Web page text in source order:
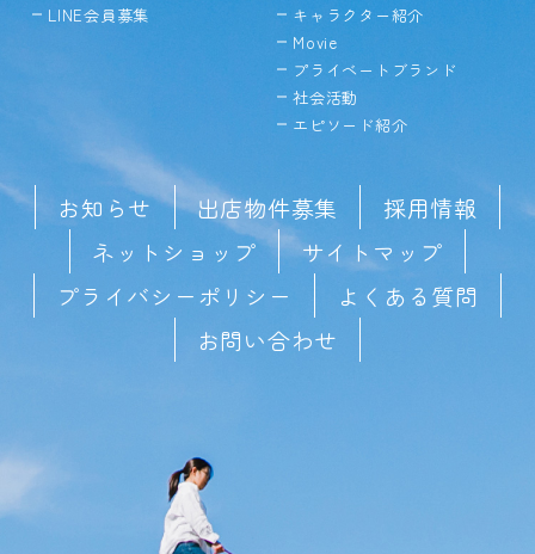
LINE会員募集
キャラクター紹介
Movie
プライベートブランド
社会活動
エピソード紹介
お知らせ 出店物件募集
採用情報
ネットショップ
サイトマップ
プライバシーポリシー
よくある質問
お問い合わせ